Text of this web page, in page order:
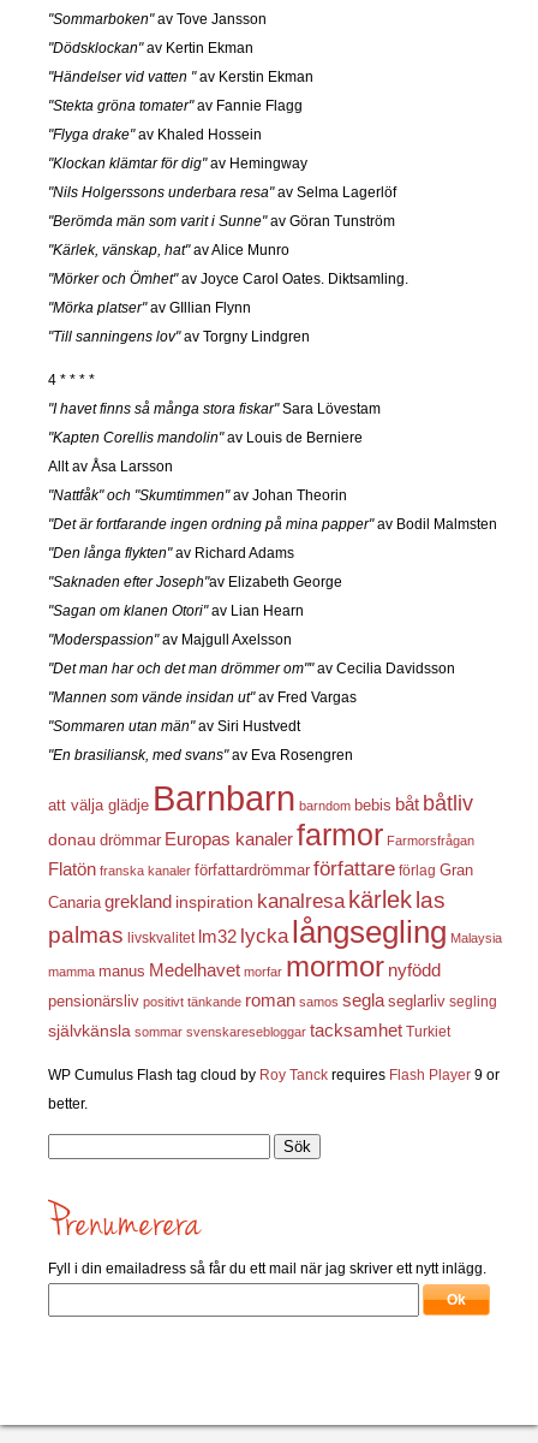
"Sommarboken"av Tove Jansson
"Dödsklockan"av Kertin Ekman
"Händelser vid vatten "av Kerstin Ekman
"Stekta gröna tomater"av Fannie Flagg
"Flyga drake"av Khaled Hossein
"Klockan klämtar för dig"av Hemingway
"Nils Holgerssons underbara resa"av Selma Lagerlöf
"Berömda män som varit i Sunne"av Göran Tunström
"Kärlek, vänskap, hat"av Alice Munro
"Mörker och Ömhet"av Joyce Carol Oates. Diktsamling.
"Mörka platser"av GIllian Flynn
"Till sanningens lov"av Torgny Lindgren
4 * * * *
"I havet finns så många stora fiskar"Sara Lövestam
"Kapten Corellis mandolin"av Louis de Berniere
Allt av Åsa Larsson
"Nattfåk" och "Skumtimmen"av Johan Theorin
"Det är fortfarande ingen ordning på mina papper"av Bodil Malmsten
"Den långa flykten"av Richard Adams
"Saknaden efter Joseph"av Elizabeth George
"Sagan om klanen Otori"av Lian Hearn
"Moderspassion"av Majgull Axelsson
"Det man har och det man drömmer om""av Cecilia Davidsson
"Mannen som vände insidan ut"av Fred Vargas
"Sommaren utan män"av Siri Hustvedt
"En brasiliansk, med svans"av Eva Rosengren
att välja glädje Barnbarn barndom bebis båt båtliv
donau drömmar Europas kanalerfarmor Farmorsfrågan
Flatön franska kanaler författardrömmar författare förlag Gran
Canaria grekland inspiration kanalresa kärleklas
palmas livskvalitet lm32 lycka långsegling Malaysia
mamma manus Medelhavet morfar mormor nyfödd
pensionärsliv positivt tänkande roman samos segla seglarliv segling
självkänsla sommar svenskaresebloggar tacksamhet Turkiet
WP Cumulus Flash tag cloud by Roy Tanck requires Flash Player 9 or
better.
Fyll i din emailadress så får du ett mail när jag skriver ett nytt inlägg.